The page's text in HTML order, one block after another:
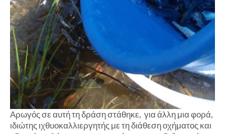
Αρωγός σε αυτή τη δράση στάθηκε, για άλλη μια φορά,
ιδιώτης ιχθυοκαλλιεργητής με τη διάθεση οχήματος και